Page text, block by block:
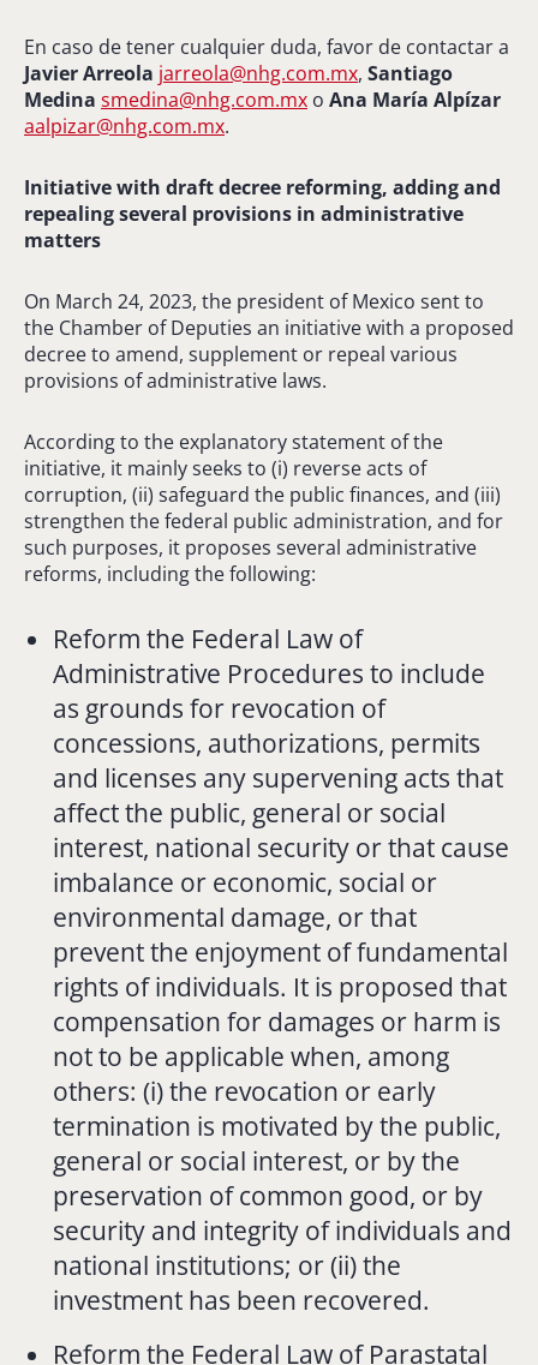
En caso de tener cualquier duda, favor de contactar a
Javier Arreola jarreola@nhg.com.mx, Santiago
Medina smedina@nhg.com.mx o Ana María Alpízar
aalpizar@nhg.com.mx.
Initiative with draft decree reforming, adding and
repealing several provisions in administrative
matters
On March 24, 2023, the president of Mexico sent to
the Chamber of Deputies an initiative with a proposed
decree to amend, supplement or repeal various
provisions of administrative laws.
According to the explanatory statement of the
initiative, it mainly seeks to (i) reverse acts of
corruption, (ii) safeguard the public finances, and (iii)
strengthen the federal public administration, and for
such purposes, it proposes several administrative
reforms, including the following:
Reform the Federal Law of
Administrative Procedures to include
as grounds for revocation of
concessions, authorizations, permits
and licenses any supervening acts that
affect the public, general or social
interest, national security or that cause
imbalance or economic, social or
environmental damage, or that
prevent the enjoyment of fundamental
rights of individuals. It is proposed that
compensation for damages or harm is
not to be applicable when, among
others: (i) the revocation or early
termination is motivated by the public,
general or social interest, or by the
preservation of common good, or by
security and integrity of individuals and
national institutions; or (ii) the
investment has been recovered.
Reform the Federal Law of Parastatal